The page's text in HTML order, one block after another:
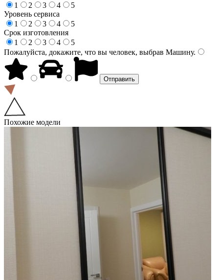
1
2 3 4
5
Уровень сервиса
1
2 3 4
5
Срок изготовления
1
2 3 4
5
Пожалуйста, докажите, что вы человек, выбрав Машину.
Похожие модели